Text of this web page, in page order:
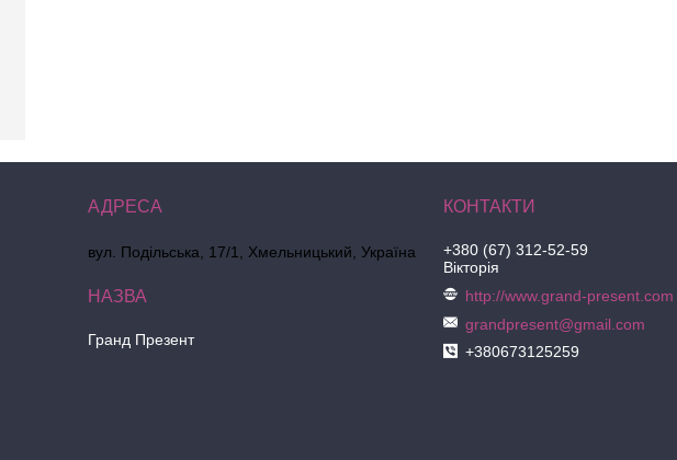
вул. Подільська, 17/1, Хмельницький, Україна
Гранд Презент
+380 (67) 312-52-59
Вікторія
http://www.grand-present.com
grandpresent@gmail.com
+380673125259